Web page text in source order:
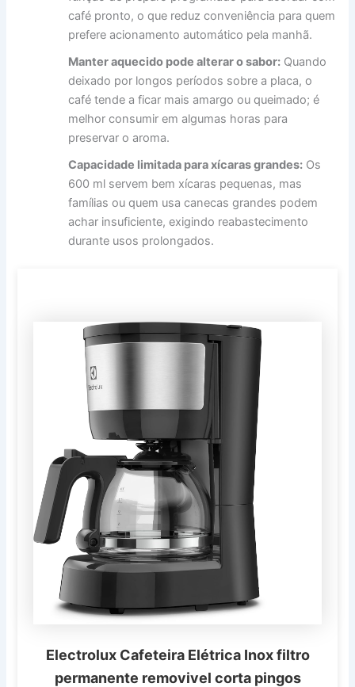
café pronto, o que reduz conveniência para quem
prefere acionamento automático pela manhã.
Manter aquecido pode alterar o sabor: Quando
deixado por longos períodos sobre a placa, o
café tende a ficar mais amargo ou queimado; é
melhor consumir em algumas horas para
preservar o aroma.
Capacidade limitada para xícaras grandes: Os
600 ml servem bem xícaras pequenas, mas
famílias ou quem usa canecas grandes podem
achar insuficiente, exigindo reabastecimento
durante usos prolongados.
Electrolux Cafeteira Elétrica Inox filtro
permanente removivel corta pingos